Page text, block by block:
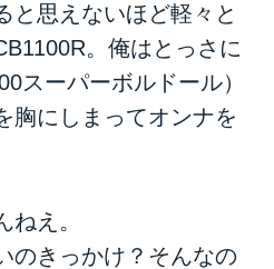
と思えないほど軽々と
。俺はとっさに
スーパーボルドール）
胸にしまってオンナを
え。
のきっかけ？そんなの